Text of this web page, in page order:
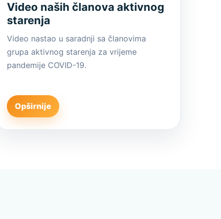
Video naših članova aktivnog
starenja
Video nastao u saradnji sa članovima
grupa aktivnog starenja za vrijeme
pandemije COVID-19.
Opširnije